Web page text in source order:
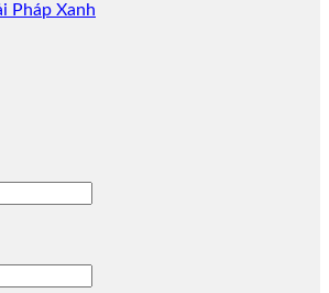
Pháp Xanh